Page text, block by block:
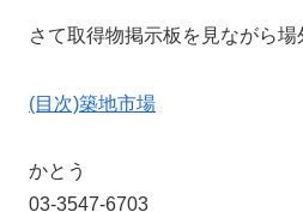
さて取得物掲示板を見ながら場
(目次)築地市場
かとう
03-3547-6703